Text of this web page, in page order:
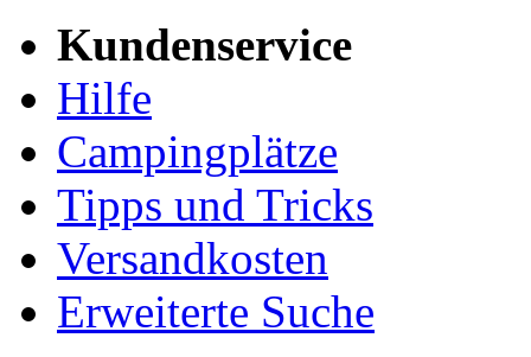
Kundenservice
Hilfe
Campingplätze
Tipps und Tricks
Versandkosten
Erweiterte Suche